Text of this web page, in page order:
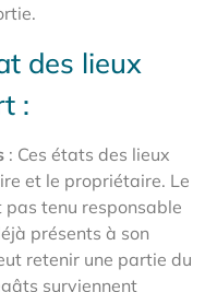
des lieux
:
: Ces états des lieux
et le propriétaire. Le
pas tenu responsable
présents à son
retenir une partie du
surviennent